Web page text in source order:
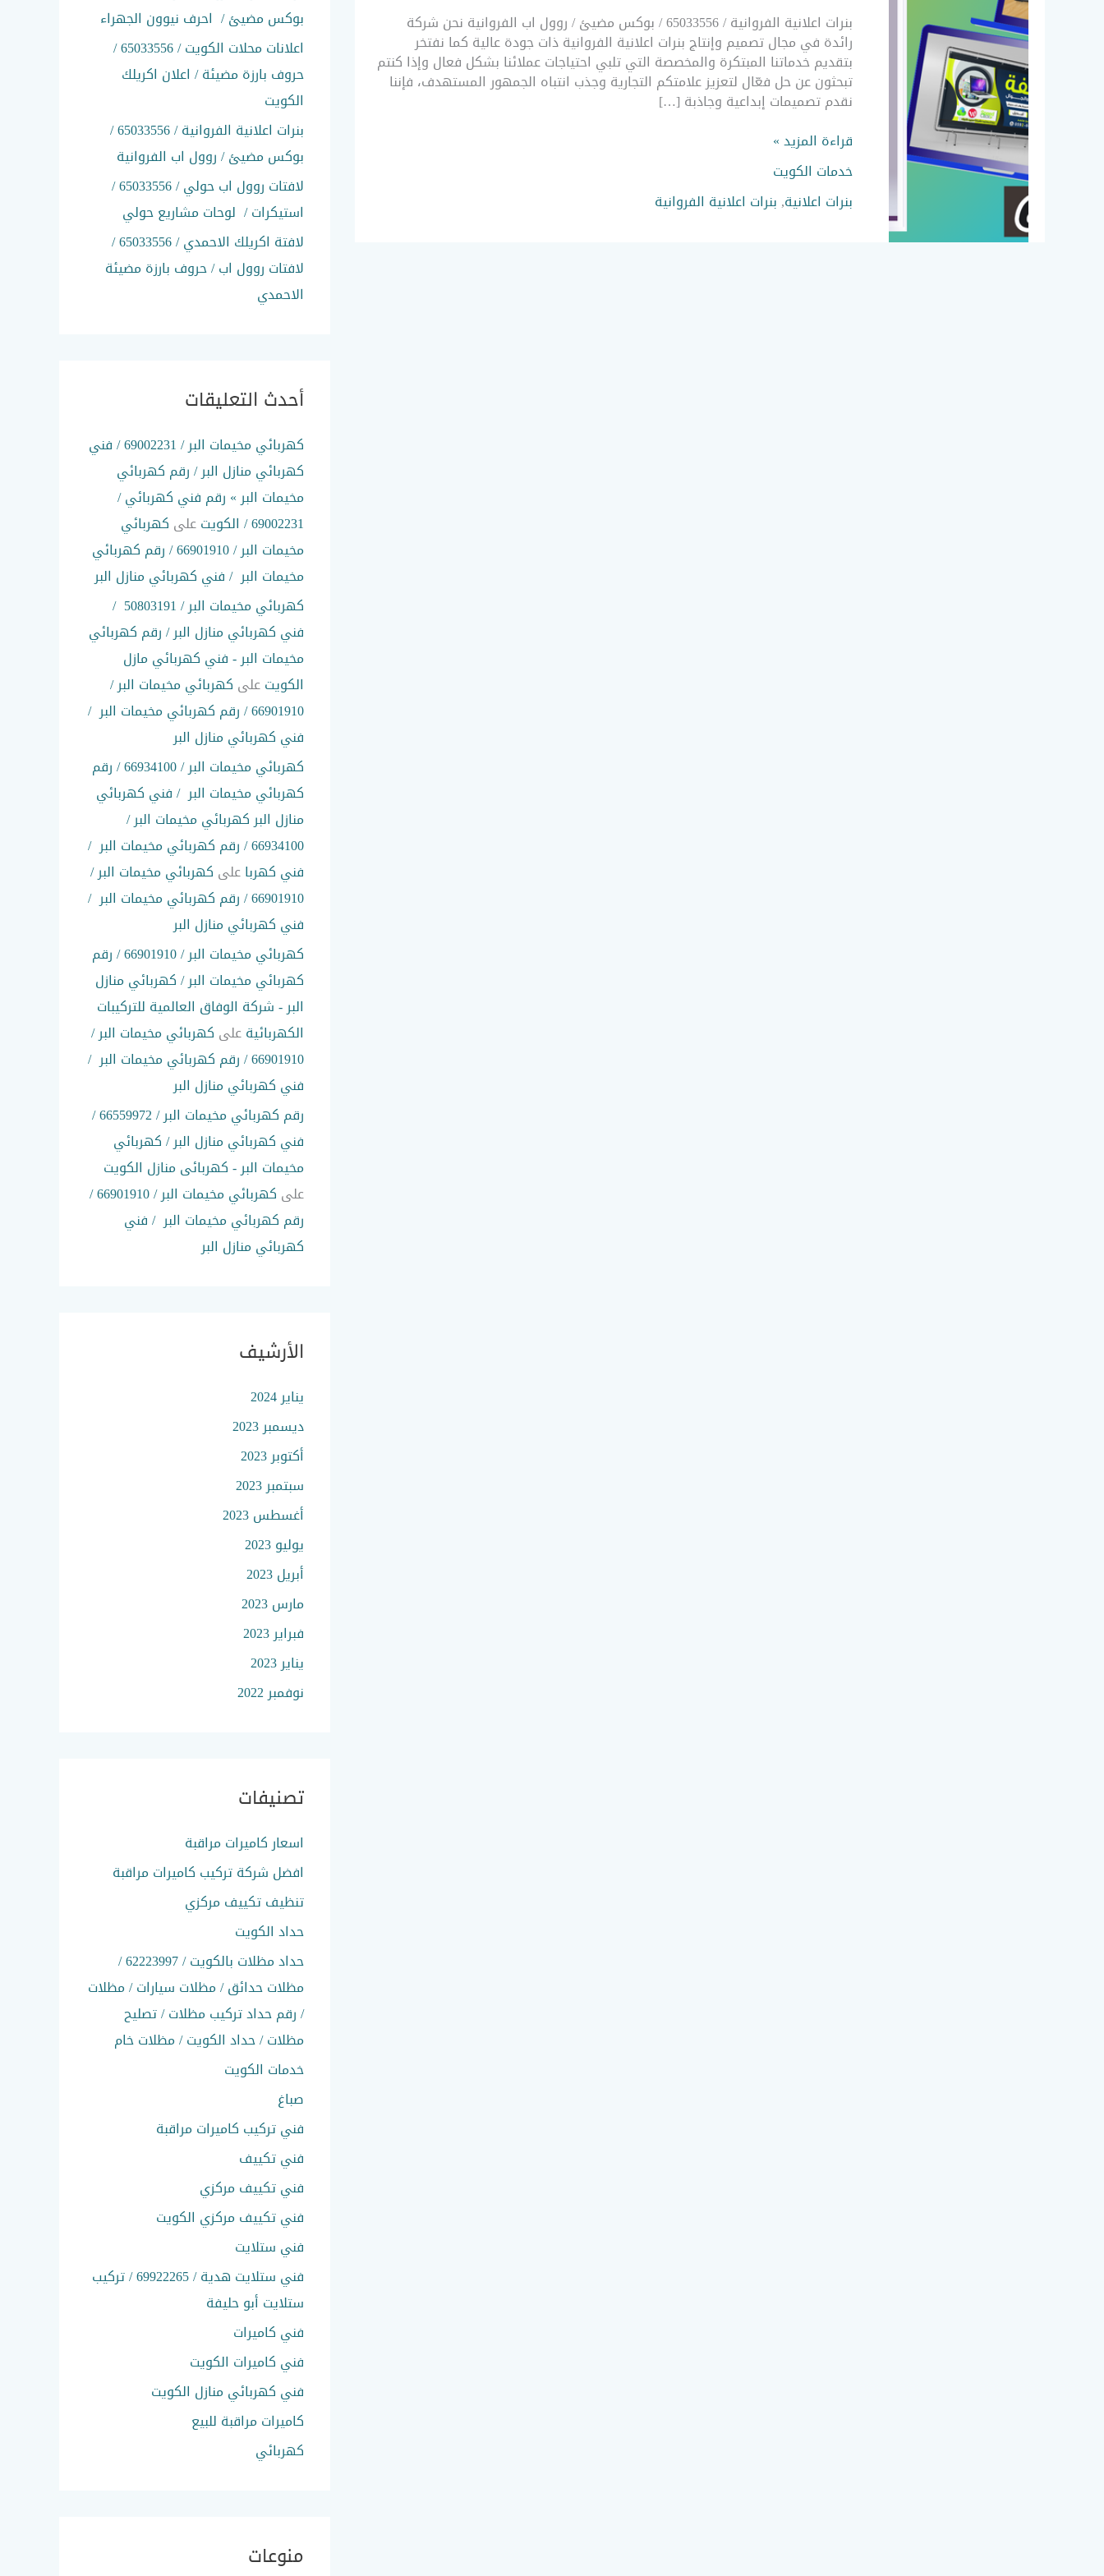
بنرات اعلانية الفروانية / 65033556 / بوكس مضيئ / روول اب الفروانية نحن شركة
رائدة في مجال تصميم وإنتاج بنرات اعلانية الفروانية ذات جودة عالية كما نفتخر
بتقديم خدماتنا المبتكرة والمخصصة التي تلبي احتياجات عملائنا بشكل فعال وإذا كنتم
تبحثون عن حل فعّال لتعزيز علامتكم التجارية وجذب انتباه الجمهور المستهدف، فإننا
نقدم تصميمات إبداعية وجاذبة […]
بوكس
مضيئ
/
روول
اب
الفروانية
قراءة المزيد »
خدمات الكويت
بنرات اعلانية,بنرات اعلانية الفروانية
:بوكس مضيئ / احرف نيوون الجهراء
اعلانات محلات الكويت / 65033556 /
حروف بارزة مضيئة / اعلان اكريلك
الكويت
بنرات اعلانية الفروانية / 65033556 /
بوكس مضيئ / روول اب الفروانية
لافتات روول اب حولي / 65033556 /
استيكرات / لوحات مشاريع حولي
لافتة اكريلك الاحمدي / 65033556 /
لافتات روول اب / حروف بارزة مضيئة
الاحمدي
أحدث التعليقات
كهربائي مخيمات البر / 69002231 / فني
كهربائي منازل البر / رقم كهربائي
مخيمات البر » رقم فني كهربائي /
69002231 / الكويت
على كهربائي
مخيمات البر / 66901910 / رقم كهربائي
مخيمات البر / فني كهربائي منازل البر
كهربائي مخيمات البر / 50803191 /
فني كهربائي منازل البر / رقم كهربائي
مخيمات البر - فني كهربائي مازل
الكويتعلى كهربائي مخيمات البر /
66901910 / رقم كهربائي مخيمات البر /
فني كهربائي منازل البر
كهربائي مخيمات البر / 66934100 / رقم
كهربائي مخيمات البر / فني كهربائي
منازل البر كهربائي مخيمات البر /
66934100 / رقم كهربائي مخيمات البر /
فني كهرباعلى كهربائي مخيمات البر /
66901910 / رقم كهربائي مخيمات البر /
فني كهربائي منازل البر
كهربائي مخيمات البر / 66901910 / رقم
كهربائي مخيمات البر / كهربائي منازل
البر - شركة الوفاق العالمية للتركيبات
الكهربائيةعلى كهربائي مخيمات البر /
66901910 / رقم كهربائي مخيمات البر /
فني كهربائي منازل البر
رقم كهربائي مخيمات البر / 66559972 /
فني كهربائي منازل البر / كهربائي
مخيمات البر - كهربائى منازل الكويت
على
كهربائي مخيمات البر / 66901910 /
رقم كهربائي مخيمات البر / فني
كهربائي منازل البر
الأرشيف
يناير 2024
ديسمبر 2023
أكتوبر 2023
سبتمبر 2023
أغسطس 2023
يوليو 2023
أبريل 2023
مارس 2023
فبراير 2023
يناير 2023
نوفمبر 2022
تصنيفات
اسعار كاميرات مراقبة
افضل شركة تركيب كاميرات مراقبة
تنظيف تكييف مركزي
حداد الكويت
حداد مظلات بالكويت / 62223997 /
مظلات حدائق / مظلات سيارات / مظلات
/ رقم حداد تركيب مظلات / تصليح
مظلات / حداد الكويت / مظلات خام
خدمات الكويت
صباغ
فني تركيب كاميرات مراقبة
فني تكييف
فني تكييف مركزي
فني تكييف مركزي الكويت
فني ستلايت
فني ستلايت هدية / 69922265 / تركيب
ستلايت أبو حليفة
فني كاميرات
فني كاميرات الكويت
فني كهربائي منازل الكويت
كاميرات مراقبة للبيع
كهربائي
منوعات